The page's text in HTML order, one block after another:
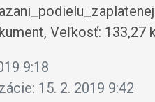
Veľkosť: 133,27
9:18
15. 2. 2019 9:42